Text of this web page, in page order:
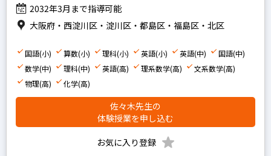
2032年3月まで指導可能
大阪府・西淀川区・淀川区・都島区・福島区・北区
国語(小) 算数(小) 理科(小) 英語(小) 英語(中)
国語(中)
数学(中)
理科(中) 英語(高) 理系数学(高)
文系数学(高)
物理(高)
化学(高)
佐々木先生の
体験授業を申し込む
お気に入り登録